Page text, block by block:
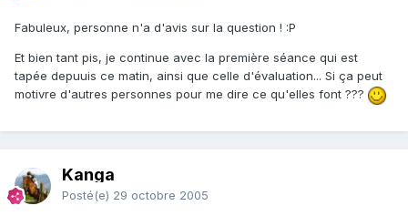
Fabuleux, personne n'a d'avis sur la question ! :P
Et bien tant pis, je continue avec la première séance qui est
tapée depuuis ce matin, ainsi que celle d'évaluation... Si ça peut
motivre d'autres personnes pour me dire ce qu'elles font ???
Kanga
Posté(e) 29 octobre 2005